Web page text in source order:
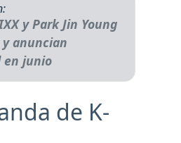
y Park Jin Young
y anuncian
en junio
de K-